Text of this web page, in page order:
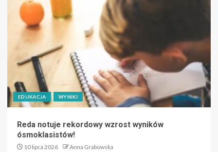
EDUKACJA WYNIKI
Reda notuje rekordowy wzrost wyników
ósmoklasistów!
10 lipca 2026 Anna Grabowska